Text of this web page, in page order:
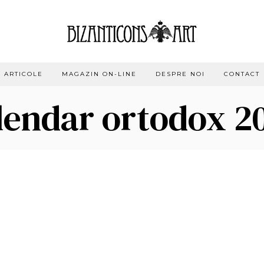
ARTICOLE MAGAZIN ON-LINE DESPRE NOI CONTACT
ortodox